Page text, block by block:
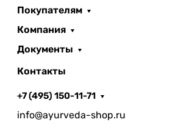
Покупателям
Компания
Документы
Контакты
+7 (495) 150-11-71
info@ayurveda-shop.ru